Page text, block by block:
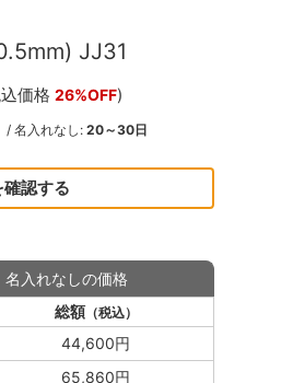
JJ31
価格 26%OFF)
/ 名入れなし:20～30日
認する
名入れなしの価格
総額（税込）
44,600円
65,860円